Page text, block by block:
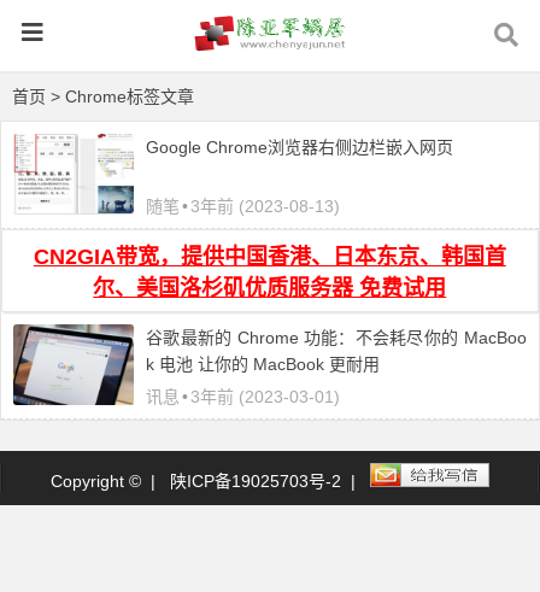
首页 > Chrome标签文章
Google Chrome浏览器右侧边栏嵌入网页
随笔•3年前 (2023-08-13)
CN2GIA带宽，提供中国香港、日本东京、韩国首
尔、美国洛杉矶优质服务器 免费试用
谷歌最新的 Chrome 功能：不会耗尽你的 MacBoo
k 电池 让你的 MacBook 更耐用
讯息 •3年前 (2023-03-01)
Copyright © | 陕ICP备19025703号-2 |